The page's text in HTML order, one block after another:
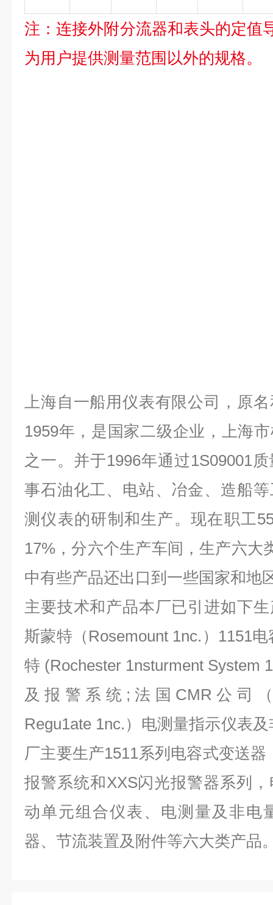
注：连接外附分流器和表头的定值
为用户提供测量范围以外的规格。
上海自一船用仪表有限公司，原
1959年，是国家二级企业，上海
之一。并于1996年通过1S09001
事石油化工、电站、冶金、造船
测仪表的研制和生产。现在职工
17%，分六个生产车间，生产六大
中有些产品还出口到一些国家和地
主要技术和产品本厂已引进如下
斯蒙特（Rosemount 1nc.）1151
特 (Rochester 1nsturment System
及报警系统;法国CMR公司（
Regu1ate 1nc.）电测量指示仪表
厂主要生产1511系列电容式变送
报警系统和XXS闪光报警器系列
动单元组合仪表、电测量及非电
器、节流装置及附件等六大类产品